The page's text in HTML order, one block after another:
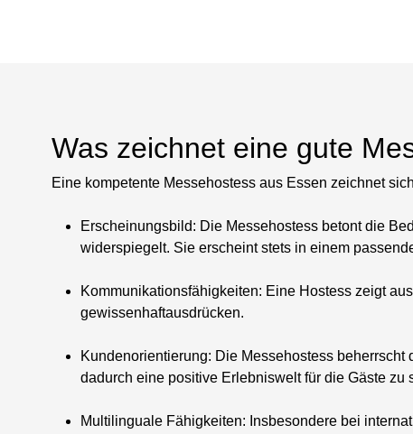
Was zeichnet eine gute
Eine kompetente Messehostess aus Essen zeichnet
Erscheinungsbild: Die Messehostess betont die
widerspiegelt. Sie erscheint stets in einem
Kommunikationsfähigkeiten: Eine Hostess zeigt
gewissenhaftausdrücken.
Kundenorientierung: Die Messehostess beherrscht
dadurch eine positive Erlebniswelt für die Gäste zu
Multilinguale Fähigkeiten: Insbesondere bei